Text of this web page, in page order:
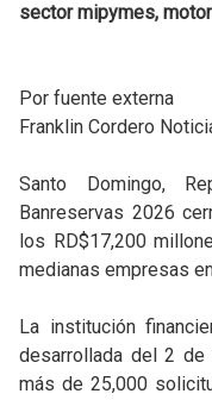
sector mipymes,
Por fuente externa
Franklin Cordero
Santo Domingo,
Banreservas 2026
los RD$17,200
medianas empresas
La institución
desarrollada del 2
más de 25,000